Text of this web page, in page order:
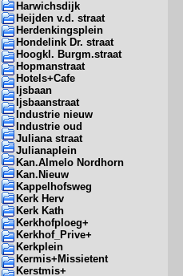
Harwichsdijk
Heijden v.d. straat
Herdenkingsplein
Hondelink Dr. straat
Hoogkl. Burgm.straat
Hopmanstraat
Hotels+Cafe
Ijsbaan
Ijsbaanstraat
Industrie nieuw
Industrie oud
Juliana straat
Julianaplein
Kan.Almelo Nordhorn
Kan.Nieuw
Kappelhofsweg
Kerk Herv
Kerk Kath
Kerkhofploeg+
Kerkhof_Prive+
Kerkplein
Kermis+Missietent
Kerstmis+